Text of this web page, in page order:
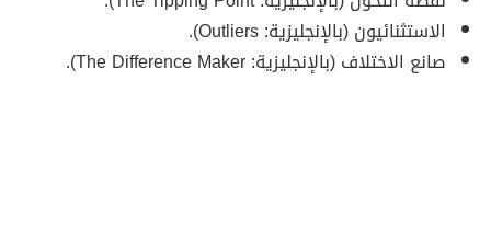
الاستثنائيون (بالإنجليزية: Outliers).
صانع الاختلاف (بالإنجليزية: The Difference Maker).